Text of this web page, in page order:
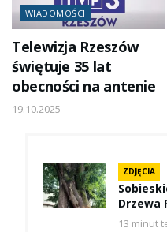
WIADOMOŚCI
Telewizja Rzeszów
świętuje 35 lat
obecności na antenie
19.10.2025
ZDJĘCIA
Drzewa
13 minut